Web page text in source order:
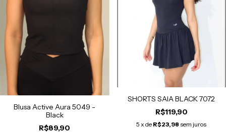
Blusa Active Aura 5049 -
Black
R$89,90
SHORTS SAIA BLACK 7072
R$119,90
5 x de R$23,98 sem juros